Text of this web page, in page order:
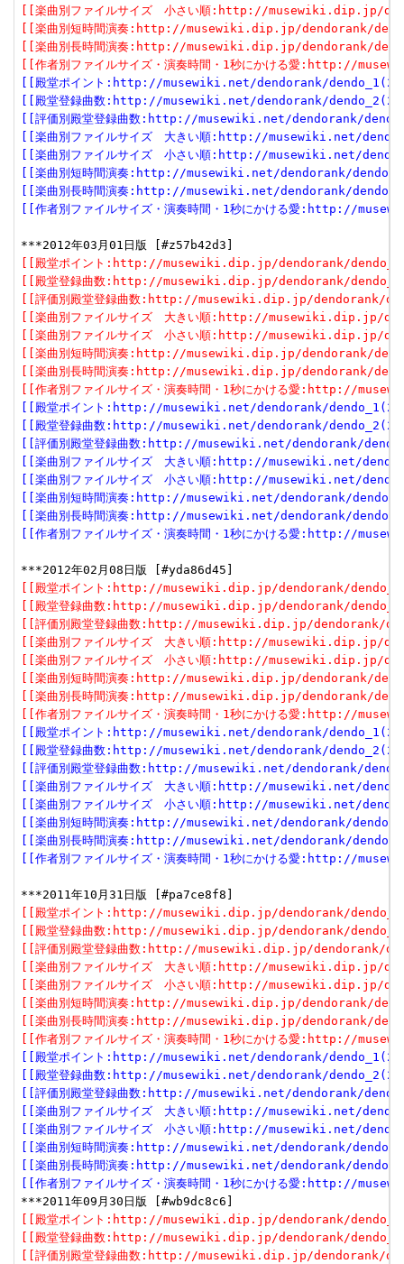
[[楽曲別ファイルサイズ　小さい順:http://musewiki.dip.jp/
[[楽曲別短時間演奏:http://musewiki.dip.jp/dendorank/
[[楽曲別長時間演奏:http://musewiki.dip.jp/dendorank/
[[作者別ファイルサイズ・演奏時間・1秒にかける愛:http://
[[殿堂ポイント:http://musewiki.net/dendorank/
[[殿堂登録曲数:http://musewiki.net/dendorank/
[[評価別殿堂登録曲数:http://musewiki.net/dendorank/
[[楽曲別ファイルサイズ　大きい順:http://musewiki.net/
[[楽曲別ファイルサイズ　小さい順:http://musewiki.net/
[[楽曲別短時間演奏:http://musewiki.net/dendorank/
[[楽曲別長時間演奏:http://musewiki.net/dendorank/
[[作者別ファイルサイズ・演奏時間・1秒にかける愛:http://
[[殿堂ポイント:http://musewiki.dip.jp/dendorank/
[[殿堂登録曲数:http://musewiki.dip.jp/dendorank/
[[評価別殿堂登録曲数:http://musewiki.dip.jp/dendorank/
[[楽曲別ファイルサイズ　大きい順:http://musewiki.dip.jp/
[[楽曲別ファイルサイズ　小さい順:http://musewiki.dip.jp/
[[楽曲別短時間演奏:http://musewiki.dip.jp/dendorank/
[[楽曲別長時間演奏:http://musewiki.dip.jp/dendorank/
[[作者別ファイルサイズ・演奏時間・1秒にかける愛:http://
[[殿堂ポイント:http://musewiki.net/dendorank/
[[殿堂登録曲数:http://musewiki.net/dendorank/
[[評価別殿堂登録曲数:http://musewiki.net/dendorank/
[[楽曲別ファイルサイズ　大きい順:http://musewiki.net/
[[楽曲別ファイルサイズ　小さい順:http://musewiki.net/
[[楽曲別短時間演奏:http://musewiki.net/dendorank/
[[楽曲別長時間演奏:http://musewiki.net/dendorank/
[[作者別ファイルサイズ・演奏時間・1秒にかける愛:http://
[[殿堂ポイント:http://musewiki.dip.jp/dendorank/
[[殿堂登録曲数:http://musewiki.dip.jp/dendorank/
[[評価別殿堂登録曲数:http://musewiki.dip.jp/dendorank/
[[楽曲別ファイルサイズ　大きい順:http://musewiki.dip.jp/
[[楽曲別ファイルサイズ　小さい順:http://musewiki.dip.jp/
[[楽曲別短時間演奏:http://musewiki.dip.jp/dendorank/
[[楽曲別長時間演奏:http://musewiki.dip.jp/dendorank/
[[作者別ファイルサイズ・演奏時間・1秒にかける愛:http://
[[殿堂ポイント:http://musewiki.net/dendorank/
[[殿堂登録曲数:http://musewiki.net/dendorank/
[[評価別殿堂登録曲数:http://musewiki.net/dendorank/
[[楽曲別ファイルサイズ　大きい順:http://musewiki.net/
[[楽曲別ファイルサイズ　小さい順:http://musewiki.net/
[[楽曲別短時間演奏:http://musewiki.net/dendorank/
[[楽曲別長時間演奏:http://musewiki.net/dendorank/
[[作者別ファイルサイズ・演奏時間・1秒にかける愛:http://
[[殿堂ポイント:http://musewiki.dip.jp/dendorank/
[[殿堂登録曲数:http://musewiki.dip.jp/dendorank/
[[評価別殿堂登録曲数:http://musewiki.dip.jp/dendorank/
[[楽曲別ファイルサイズ　大きい順:http://musewiki.dip.jp/
[[楽曲別ファイルサイズ　小さい順:http://musewiki.dip.jp/
[[楽曲別短時間演奏:http://musewiki.dip.jp/dendorank/
[[楽曲別長時間演奏:http://musewiki.dip.jp/dendorank/
[[作者別ファイルサイズ・演奏時間・1秒にかける愛:http://
[[殿堂ポイント:http://musewiki.net/dendorank/
[[殿堂登録曲数:http://musewiki.net/dendorank/
[[評価別殿堂登録曲数:http://musewiki.net/dendorank/
[[楽曲別ファイルサイズ　大きい順:http://musewiki.net/
[[楽曲別ファイルサイズ　小さい順:http://musewiki.net/
[[楽曲別短時間演奏:http://musewiki.net/dendorank/
[[楽曲別長時間演奏:http://musewiki.net/dendorank/
[[作者別ファイルサイズ・演奏時間・1秒にかける愛:http://
[[殿堂ポイント:http://musewiki.dip.jp/dendorank/
[[殿堂登録曲数:http://musewiki.dip.jp/dendorank/
[[評価別殿堂登録曲数:http://musewiki.dip.jp/dendorank/